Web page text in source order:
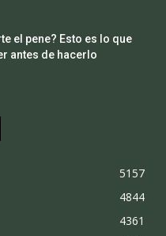
el pene? Esto es lo que
antes de hacerlo
5157
4844
4361